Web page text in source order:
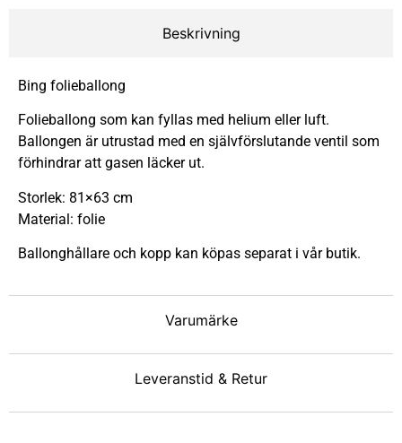
Beskrivning
Varumärke
Leveranstid & Retur
Bing folieballong
Folieballong som kan fyllas med helium eller luft.
Ballongen är utrustad med en självförslutande ventil som
förhindrar att gasen läcker ut.
Storlek: 81×63 cm
Material: folie
Ballonghållare och kopp kan köpas separat i vår butik.